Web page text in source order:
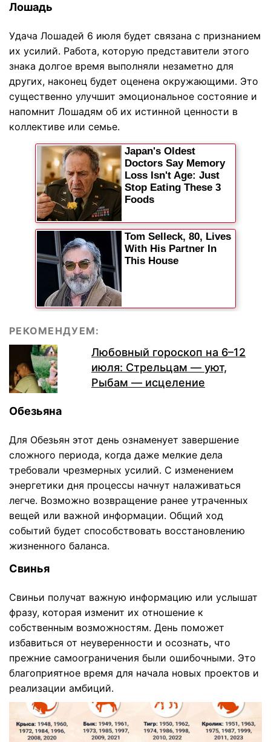
Лошадь
Удача Лошадей 6 июля будет связана с признанием
их усилий. Работа, которую представители этого
знака долгое время выполняли незаметно для
других, наконец будет оценена окружающими. Это
существенно улучшит эмоциональное состояние и
напомнит Лошадям об их истинной ценности в
коллективе или семье.
РЕКОМЕНДУЕМ:
Любовный гороскоп на 6–12
июля: Стрельцам — уют,
Рыбам — исцеление
Обезьяна
Для Обезьян этот день ознаменует завершение
сложного периода, когда даже мелкие дела
требовали чрезмерных усилий. С изменением
энергетики дня процессы начнут налаживаться
легче. Возможно возвращение ранее утраченных
вещей или важной информации. Общий ход
событий будет способствовать восстановлению
жизненного баланса.
Свинья
Свиньи получат важную информацию или услышат
фразу, которая изменит их отношение к
собственным возможностям. День поможет
избавиться от неуверенности и осознать, что
прежние самоограничения были ошибочными. Это
благоприятное время для начала новых проектов и
реализации амбиций.